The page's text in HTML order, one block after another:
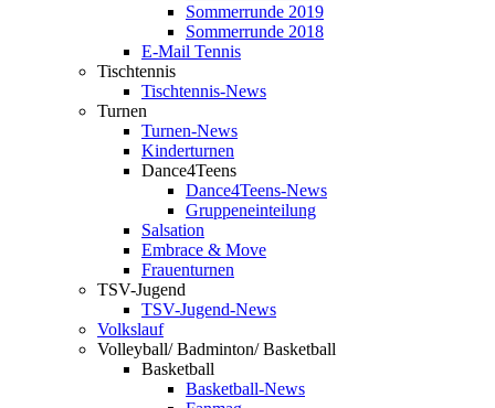
Sommerrunde 2019
Sommerrunde 2018
E-Mail Tennis
Tischtennis
Tischtennis-News
Turnen
Turnen-News
Kinderturnen
Dance4Teens
Dance4Teens-News
Gruppeneinteilung
Salsation
Embrace & Move
Frauenturnen
TSV-Jugend
TSV-Jugend-News
Volkslauf
Volleyball/ Badminton/ Basketball
Basketball
Basketball-News